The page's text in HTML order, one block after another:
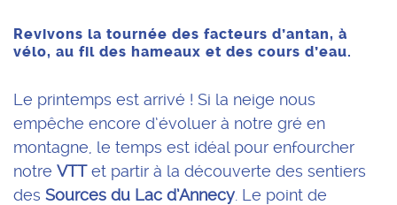
Revivons la tournée des facteurs d’antan, à
vélo, au fil des hameaux et des cours d’eau.
Le printemps est arrivé ! Si la neige nous
empêche encore d’évoluer à notre gré en
montagne, le temps est idéal pour enfourcher
notre VTTet partir à la découverte des sentiers
des Sources du Lac d’Annecy . Le point de